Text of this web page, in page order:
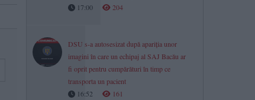
17:00
204
DSU s-a autosesizat după apariția unor
imagini în care un echipaj al SAJ Bacău ar
fi oprit pentru cumpărături în timp ce
transporta un pacient
16:52
161